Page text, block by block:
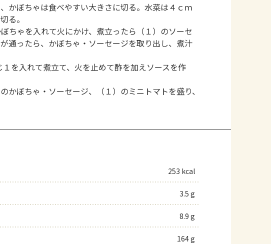
かぼちゃは食べやすい大きさに切る。水菜は４ｃｍ
る。
ちゃを入れて火にかけ、煮立ったら（１）のソーセ
通ったら、かぼちゃ・ソーセージを取り出し、煮汁
を入れて煮立て、火を止めて酢を加えソースを作
かぼちゃ・ソーセージ、（１）のミニトマトを盛り、
253 kcal
3.5 g
8.9 g
164 g